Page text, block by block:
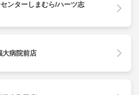
ンターしまむら/ハーツ志
大病院前店